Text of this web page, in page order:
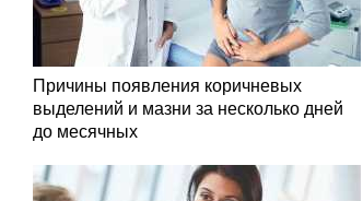
Причины появления коричневых
выделений и мазни за несколько дней
до месячных